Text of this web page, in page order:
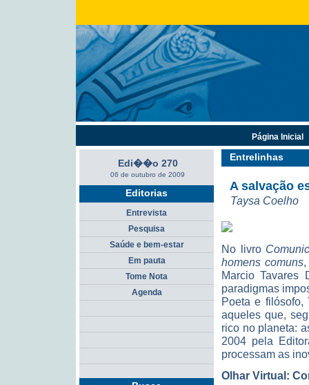
Entrelinhas
A salvação
Taysa Coelho
No livro
homens comuns,
Marcio Tavares
paradigmas
Poeta e filósofo,
aqueles que,
rico no planeta:
2004 pela
processam as
Olhar Virtual:
Edi��o 270
06 de outubro de 2009
Editorias
Entrevista
Pesquisa
Saúde e bem-estar
Em pauta
Tome Nota
Agenda
Página Inicial